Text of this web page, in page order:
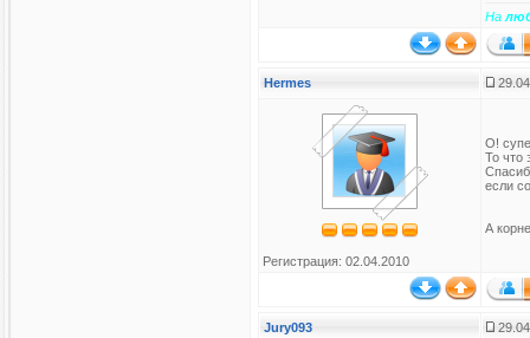
На
Hermes
Регистрация: 02.04.2010
О!
То что
если
А
Jury093